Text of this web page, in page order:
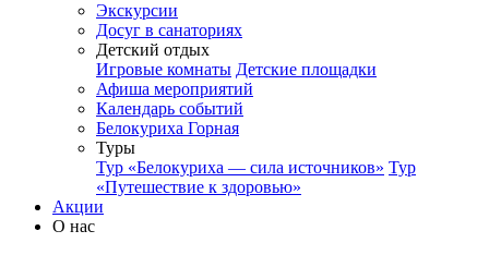
Экскурсии
Досуг в санаториях
Детский отдых
Игровые комнаты Детские площадки
Афиша мероприятий
Календарь событий
Белокуриха Горная
Туры
Тур «Белокуриха — сила источников» Тур
«Путешествие к здоровью»
Акции
О нас